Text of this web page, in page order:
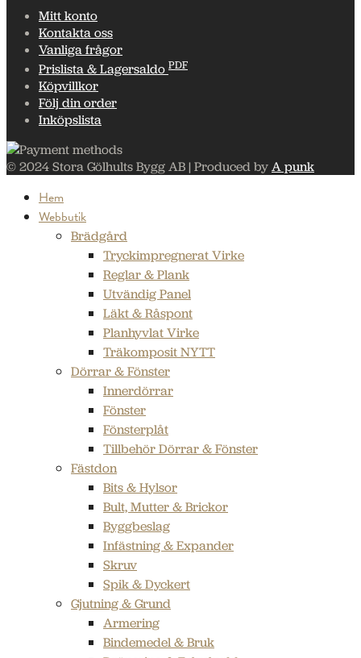
Mitt konto
Kontakta oss
Vanliga frågor
Prislista & Lagersaldo PDF
Köpvillkor
Följ din order
Inköpslista
© 2024 Stora Gölhults Bygg AB | Produced byA punk
Hem
Webbutik
Brädgård
Tryckimpregnerat Virke
Reglar & Plank
Utvändig Panel
Läkt & Råspont
Planhyvlat Virke
Träkomposit NYTT
Dörrar & Fönster
Innerdörrar
Fönster
Fönsterplåt
Tillbehör Dörrar & Fönster
Fästdon
Bits & Hylsor
Bult, Mutter & Brickor
Byggbeslag
Infästning & Expander
Skruv
Spik & Dyckert
Gjutning & Grund
Armering
Bindemedel & Bruk